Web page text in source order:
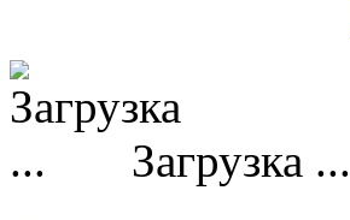
Загрузка ...